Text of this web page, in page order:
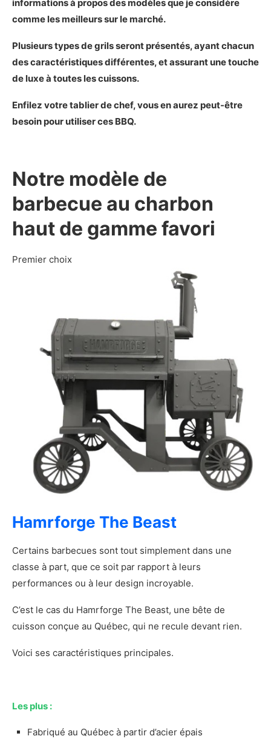
Présentation du Hellrazr Yama
Yama
Démonstration vidéo de la gamme Hellrazr
Mon avis sur le Hellrazr Yama
Les plus
Les moins
charbon haut de gamme
Présentation du Coyote C1CH36
Les caractéristiques principales du Coyote
C1CH36
Démonstration photo du Coyote C1CH36
Mon avis sur le Coyote C1CH36
Avantages et inconvénients du Coyote
Les moins
Notre verdict sur le Coyote C1CH36
Présentation du Napoleon PRO 605CSS
Les caractéristiques principales du Napoleon
PRO 605CSS
Démonstration photo du Napoleon PRO
605CSS
Mon avis sur le Napoleon PRO 605CSS
Avantages et inconvénients du Napoleon
PRO 605CSS
Les plus
Les moins
Présentation du Weber Summit Kamado E6 (et
Summit Kamado E6 (et S6)
Démonstration vidéo du Weber Summit
Kamado E6 (et S6)
Mon avis sur le Weber Summit Kamado E6 (et
Avantages et inconvénients du Weber
E6 (et S6)
informations à propos des modèles que je considère
comme les meilleurs sur le marché.
Plusieurs types de grils seront présentés, ayant chacun
des caractéristiques différentes, et assurant une touche
de luxe à toutes les cuissons.
Enfilez votre tablier de chef, vous en aurez peut-être
besoin pour utiliser ces BBQ.
Notre modèle de
barbecue au charbon
haut de gamme favori
Premier choix
Hamrforge The Beast
Certains barbecues sont tout simplement dans une
classe à part, que ce soit par rapport à leurs
performances ou à leur design incroyable.
C’est le cas du Hamrforge The Beast, une bête de
cuisson conçue au Québec, qui ne recule devant rien.
Voici ses caractéristiques principales.
Les plus :
Fabriqué au Québec à partir d’acier épais